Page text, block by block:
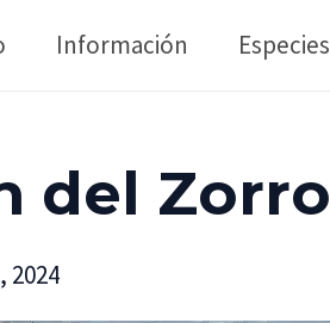
Información Especies
del Zorro
2024